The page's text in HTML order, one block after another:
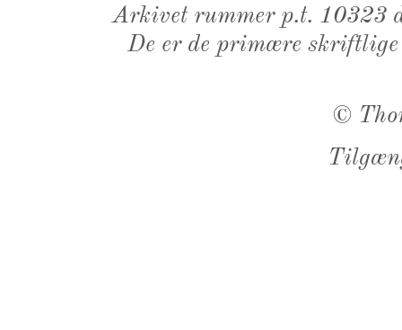
Arkivet rummer p.t. 10323
De er de primære
©